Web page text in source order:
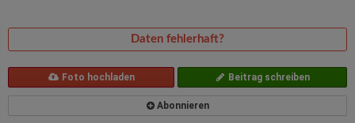
Daten fehlerhaft?
Foto hochladen Beitrag schreiben
Abonnieren